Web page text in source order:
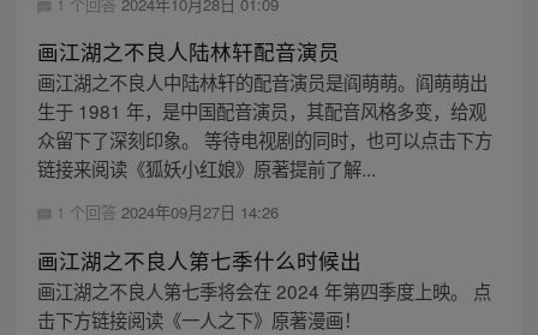
画江湖之不良人陆林轩配音演员
画江湖之不良人中陆林轩的配音演员是阎萌萌。阎萌萌出
生于 1981 年，是中国配音演员，其配音风格多变，给观
众留下了深刻印象。 等待电视剧的同时，也可以点击下方
链接来阅读《狐妖小红娘》原著提前了解...
1 个回答 2024年09月27日 14:26
画江湖之不良人第七季什么时候出
画江湖之不良人第七季将会在 2024 年第四季度上映。 点
击下方链接阅读《一人之下》原著漫画！